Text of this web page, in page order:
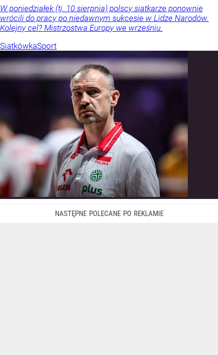
W poniedziałek (tj. 10 sierpnia) polscy siatkarze ponownie
wrócili do pracy po niedawnym sukcesie w Lidze Narodów.
Kolejny cel? Mistrzostwa Europy we wrześniu.
SiatkówkaSport